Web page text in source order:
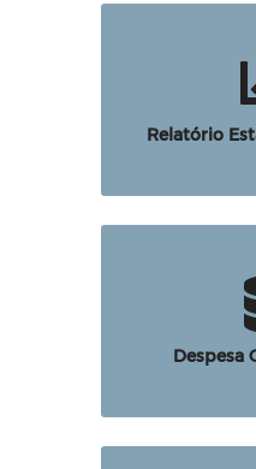
Relatório
Despesa